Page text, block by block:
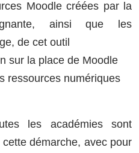
Moodle créées par la
ainsi que les
de cet outil
sur la place de Moodle
ressources numériques
les académies sont
démarche, avec pour